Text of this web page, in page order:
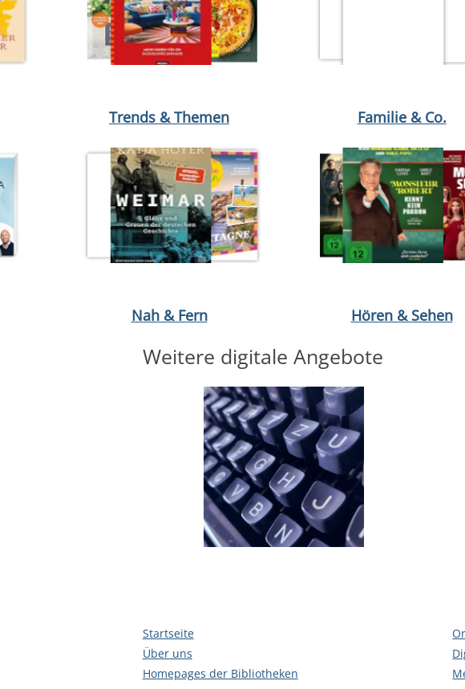
Trends & Themen
Nah & Fern
Familie & Co.
Hören & Sehen
Weitere digitale Angebote
Startseite
Über uns
Homepages der Bibliotheken